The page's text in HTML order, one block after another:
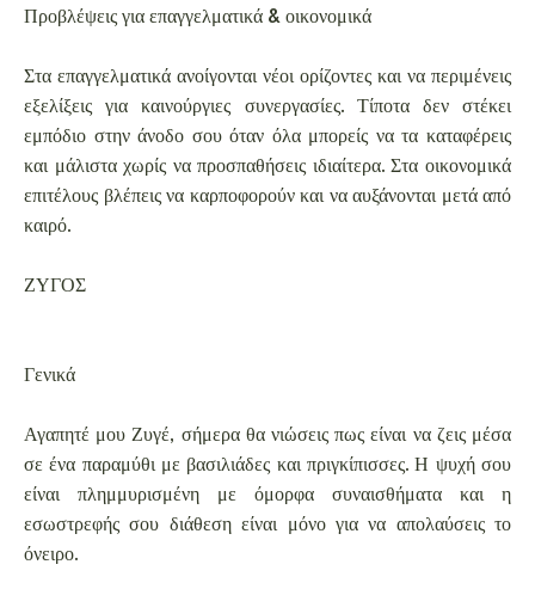
Προβλέψεις για επαγγελματικά & οικονομικά
Στα επαγγελματικά ανοίγονται νέοι ορίζοντες και να περιμένεις
εξελίξεις για καινούργιες συνεργασίες. Τίποτα δεν στέκει
εμπόδιο στην άνοδο σου όταν όλα μπορείς να τα καταφέρεις
και μάλιστα χωρίς να προσπαθήσεις ιδιαίτερα. Στα οικονομικά
επιτέλους βλέπεις να καρποφορούν και να αυξάνονται μετά από
καιρό.
ΖΥΓΟΣ
Γενικά
Αγαπητέ μου Ζυγέ, σήμερα θα νιώσεις πως είναι να ζεις μέσα
σε ένα παραμύθι με βασιλιάδες και πριγκίπισσες. Η ψυχή σου
είναι πλημμυρισμένη με όμορφα συναισθήματα και η
εσωστρεφής σου διάθεση είναι μόνο για να απολαύσεις το
όνειρο.